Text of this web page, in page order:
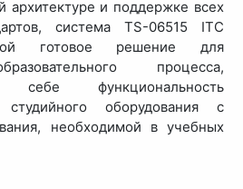
архитектуре и поддержке всех
система TS-06515 ITC
готовое решение для
процесса,
функциональность
студийного оборудования с
необходимой в учебных